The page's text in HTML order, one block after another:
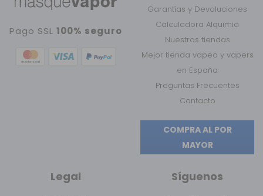
Pago SSL100% seguro
Garantías y Devoluciones
Calculadora Alquimia
Nuestras tiendas
Mejor tienda vapeo y vapers
en España
Preguntas Frecuentes
Contacto
COMPRA AL POR
MAYOR
Legal Síguenos